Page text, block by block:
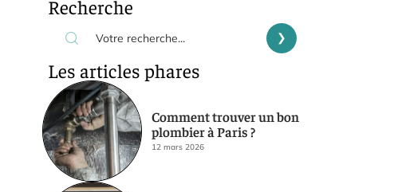
Recherche
Les articles phares
Comment trouver un bon
plombier à Paris ?
12 mars 2026